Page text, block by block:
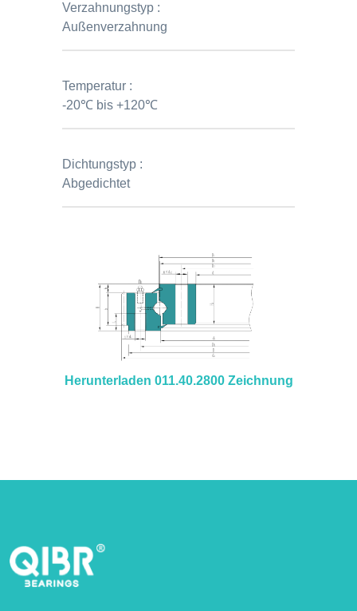
Verzahnungstyp :
Außenverzahnung
Temperatur :
-20℃ bis +120℃
Dichtungstyp :
Abgedichtet
Herunterladen 011.40.2800 Zeichnung